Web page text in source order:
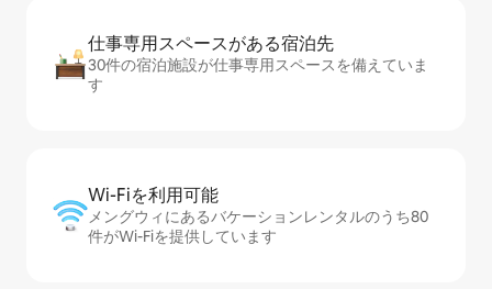
仕事専用ス⁠ペ⁠ー⁠スがあ⁠る宿⁠泊⁠先
30件の宿泊施設が仕事専用スペースを備えていま
す
Wi-Fiを利⁠用⁠可⁠能
メングウィにあるバケーションレンタルのうち80
件がWi-Fiを提供しています